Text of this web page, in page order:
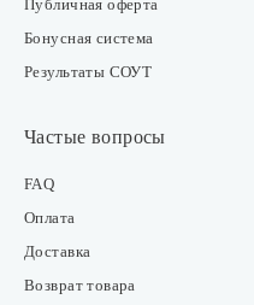
Публичная оферта
Бонусная система
Результаты СОУТ
Частые вопросы
FAQ
Оплата
Доставка
Возврат товара